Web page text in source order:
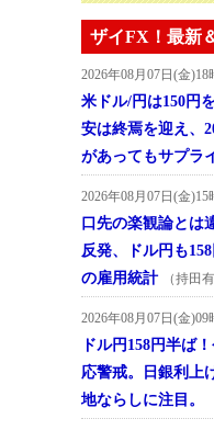
ザイFX！最新
2026年08月07日(金)18
米ドル/円は150円
安は終焉を迎え、
があってもサプラ
2026年08月07日(金)15
口先の楽観論とは
反発、ドル円も
の雇用統計
（持田
2026年08月07日(金)09
ドル円158円半ば
応警戒。日銀利上
地ならしに注目。